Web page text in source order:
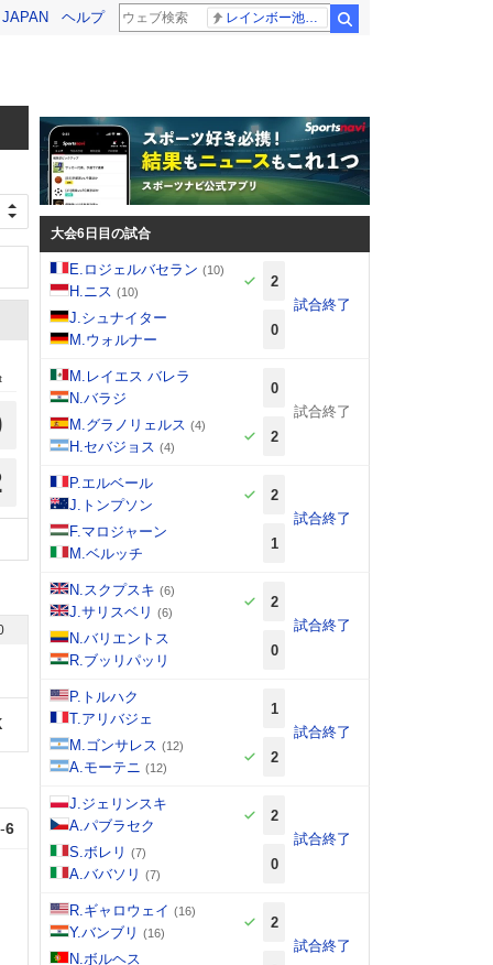
ヘルプ
-6
大会6日目の試合
E.ロジェルバセラン (10)
H.ニス (10)
2
J.シュナイター
M.ウォルナー
0
試合終了
M.レイエス バレラ
N.バラジ
0
M.グラノリェルス (4)
H.セバジョス (4)
2
試合終了
P.エルベール
J.トンプソン
2
F.マロジャーン
M.ベルッチ
1
試合終了
N.スクプスキ (6)
J.サリスベリ (6)
2
N.バリエントス
R.ブッリパッリ
0
試合終了
P.トルハク
T.アリバジェ
1
M.ゴンサレス (12)
A.モーテニ (12)
2
試合終了
J.ジェリンスキ
A.パブラセク
2
S.ボレリ (7)
A.ババソリ (7)
0
試合終了
R.ギャロウェイ (16)
Y.バンブリ (16)
2
N.ボルヘス
試合終了